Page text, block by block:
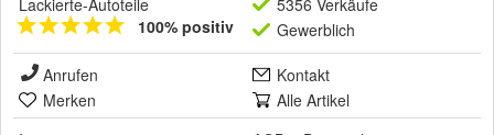
100% positiv
Gewerblich
Anrufen
Kontakt
Merken
Alle Artikel